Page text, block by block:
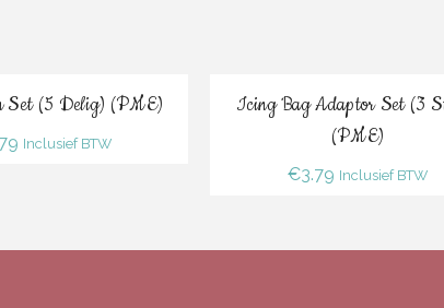
Bestel
Set (5 Delig) (PME)
Inclusief BTW
Bestel
Icing Bag Adaptor Set (3
(PME)
€3.79 Inclusief BTW